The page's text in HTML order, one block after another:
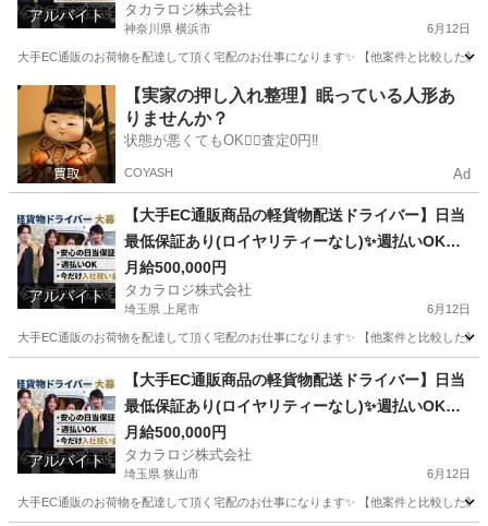
アルバイト タカラロジ株式会社
神奈川県 横浜市 6月12日
大手EC通販のお荷物を配達して頂く宅配のお仕事になります✨ 【他案件と比較した
神奈川 横浜市 ドライバー 貨物
【実家の押し入れ整理】眠っている人形あ
りませんか？
状態が悪くてもOK🙆‍♀️査定0円‼️
COYASH Ad
アルバイト
【大手EC通販商品の軽貨物配送ドライバー】日当
最低保証あり(ロイヤリティーなし)✨週払いOK⭕️
普通免許さえあれば即稼働可
月給500,000円
タカラロジ株式会社
埼玉県 上尾市 6月12日
大手EC通販のお荷物を配達して頂く宅配のお仕事になります✨ 【他案件と比較した
ドライバー 貨物
アルバイト
【大手EC通販商品の軽貨物配送ドライバー】日当
最低保証あり(ロイヤリティーなし)✨週払いOK⭕️
普通免許さえあれば即稼働可
月給500,000円
タカラロジ株式会社
埼玉県 狭山市 6月12日
大手EC通販のお荷物を配達して頂く宅配のお仕事になります✨ 【他案件と比較した